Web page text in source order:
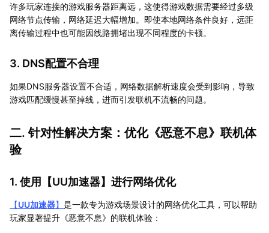
许多玩家连接的游戏服务器距离远，这使得游戏数据需要经过多级
网络节点传输，网络延迟大幅增加。即使本地网络条件良好，远距
离传输过程中也可能因线路拥堵出现不同程度的卡顿。
3. DNS配置不合理
如果DNS服务器设置不合适，网络数据解析速度会受到影响，导致
游戏匹配缓慢甚至掉线，进而引发联机不流畅的问题。
二. 针对性解决方案：优化《恶意不息》联机体
验
1. 使用【UU加速器】进行网络优化
【UU加速器】 是一款专为游戏场景设计的网络优化工具，可以帮助
玩家显著提升《恶意不息》的联机体验：